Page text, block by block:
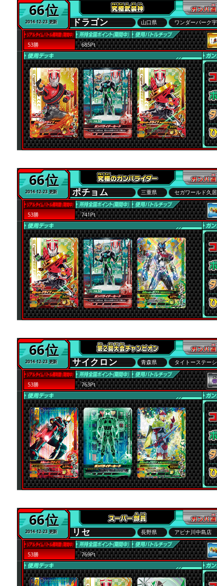
66位
2014-12-23 更新 ドラゴン 山口県 ワンダーパーク
53勝 685Pt
66位
2014-12-23 更新 ポチョム 三重県 セガワールド久居
53勝 741Pt
66位
2014-12-23 更新 サイクロン 青森県 タイトーステー
53勝 763Pt
66位
2014-12-23 更新 リセ 長野県 アピナ川中島店
53勝 769Pt